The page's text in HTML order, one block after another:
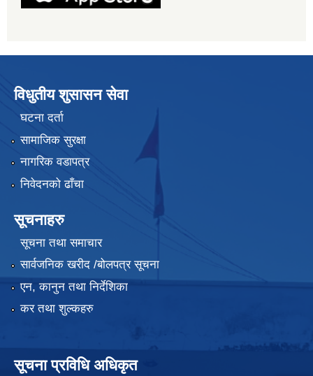
विधुतीय शुसासन सेवा
घटना दर्ता
सामाजिक सुरक्षा
नागरिक वडापत्र
निवेदनको ढाँचा
सूचनाहरु
सूचना तथा समाचार
सार्वजनिक खरीद /बोलपत्र सूचना
एन, कानुन तथा निर्देशिका
कर तथा शुल्कहरु
सूचना प्रविधि अधिकृत